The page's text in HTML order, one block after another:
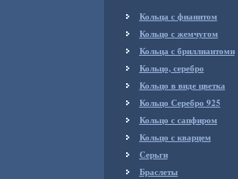
Кольца с фианитом
Кольцо с жемчугом
Кольца с бриллиантоми
Кольцо, серебро
Кольцо в виде цветка
Кольцо Серебро 925
Кольцо с сапфиром
Кольцо с кварцем
Серьги
Браслеты